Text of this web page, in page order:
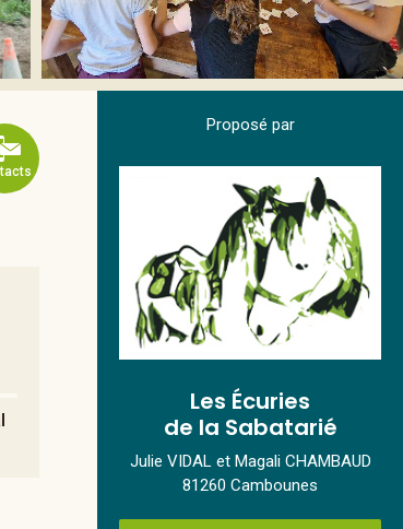
Proposé par
Les Écuries
de la Sabatarié
Julie VIDAL et Magali CHAMBAUD
81260 Cambounes